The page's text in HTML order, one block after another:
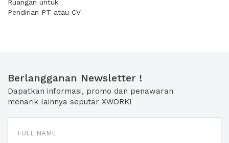
Ruangan untuk
Pendirian PT atau CV
Berlangganan Newsletter !
Dapatkan informasi, promo dan penawaran
menarik lainnya seputar XWORK!